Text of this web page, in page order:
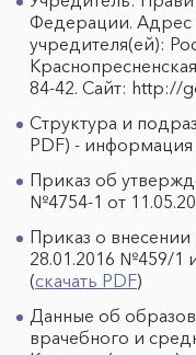
Федерации. Адрес
учредителя(ей):
84-42. Сайт: http://
Структура и
PDF) - информация
Приказ об
№4754-1 от
Приказ о
28.01.2016 №459/1
(скачать PDF)
Данные об
врачебного и